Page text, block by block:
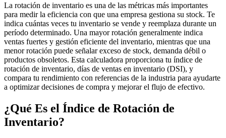
La rotación de inventario es una de las métricas más importantes
para medir la eficiencia con que una empresa gestiona su stock. Te
indica cuántas veces tu inventario se vende y reemplaza durante un
período determinado. Una mayor rotación generalmente indica
ventas fuertes y gestión eficiente del inventario, mientras que una
menor rotación puede señalar exceso de stock, demanda débil o
productos obsoletos. Esta calculadora proporciona tu índice de
rotación de inventario, días de ventas en inventario (DSI), y
compara tu rendimiento con referencias de la industria para ayudarte
a optimizar decisiones de compra y mejorar el flujo de efectivo.
¿Qué Es el Índice de Rotación de
Inventario?